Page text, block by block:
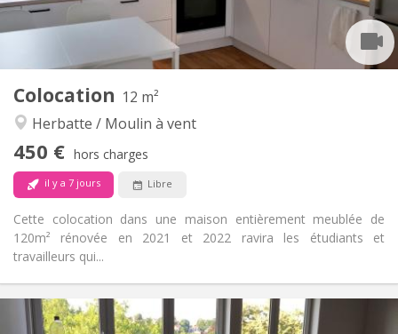
Colocation 12 m²
Herbatte / Moulin à vent
450 € hors charges
il y a 7 jours Libre
Cette colocation dans une maison entièrement meublée de
120m² rénovée en 2021 et 2022 ravira les étudiants et
travailleurs qui...
Salle de bain:
Cuisine:
Superficie:
Pièces privées:
1
Studieuse, communautaire, calme
Infos Pratiques